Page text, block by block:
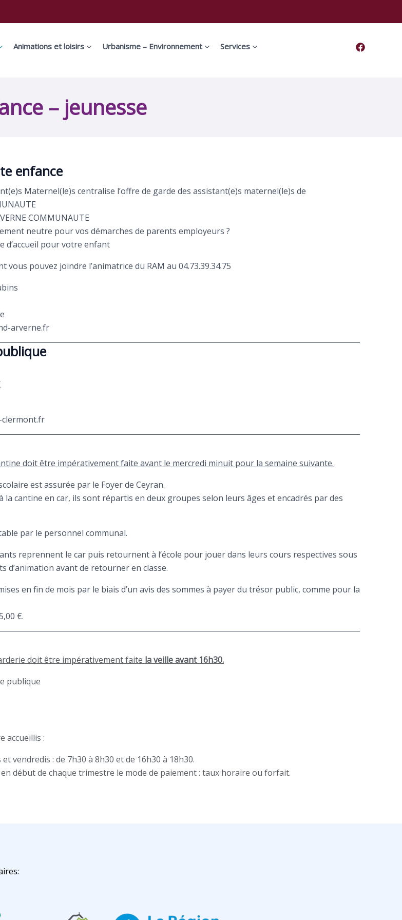
Animations et loisirs Urbanisme – Environnement Services
– jeunesse
enfance
Maternel(le)s centralise l’offre de garde des assistant(e)s maternel(le)s de
COMMUNAUTE
neutre pour vos démarches de parents employeurs ?
d’accueil pour votre enfant
vous pouvez joindre l’animatrice du RAM au 04.73.39.34.75
arverne.fr
clermont.fr
doit être impérativement faite avant le mercredi minuit pour la semaine suivante.
est assurée par le Foyer de Ceyran.
la cantine en car, ils sont répartis en deux groupes selon leurs âges et encadrés par des
par le personnel communal.
reprennent le car puis retournent à l’école pour jouer dans leurs cours respectives sous
d’animation avant de retourner en classe.
en fin de mois par le biais d’un avis des sommes à payer du trésor public, comme pour la
€.
doit être impérativement faite la veille avant 16h30.
publique
accueillis :
vendredis : de 7h30 à 8h30 et de 16h30 à 18h30.
début de chaque trimestre le mode de paiement : taux horaire ou forfait.